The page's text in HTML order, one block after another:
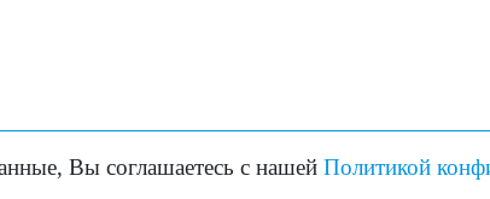
Вы соглашаетесь с нашей Политикой